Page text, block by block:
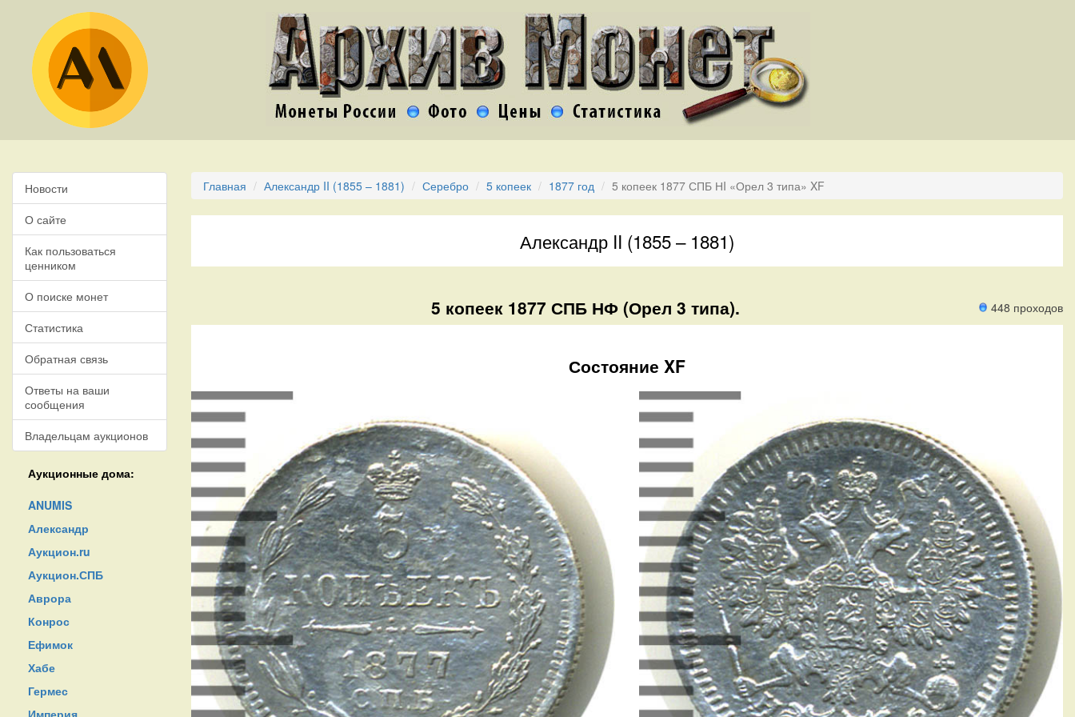
Новости
О сайте
Как пользоваться
ценником
О поиске монет
Статистика
Обратная связь
Ответы на ваши
сообщения
Владельцам аукционов
Аукционные дома:
ANUMIS
Александр
Аукцион.ru
Аукцион.СПБ
Аврора
Конрос
Ефимок
Хабе
Гермес
Империя
Главная Александр II (1855 – 1881) Серебро 5 копеек 1877 год 5 копеек 1877 СПБ НI «Орел 3 типа» XF
Александр II (1855 – 1881)
448 проходов
5 копеек 1877 СПБ НФ (Орел 3 типа).
Состояние XF